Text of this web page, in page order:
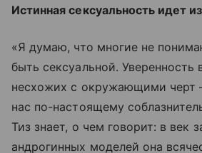
Истинная сексуальность идет
«Я думаю, что многие не
быть сексуальной. Уверенность
несхожих с окружающими черт
нас по-настоящему
Тиз знает, о чем говорит: в век
андрогинных моделей она